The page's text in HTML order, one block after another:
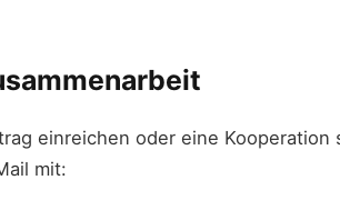
einreichen oder eine Kooperation
mit: